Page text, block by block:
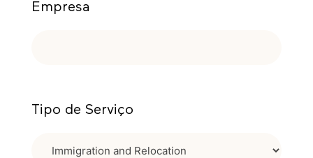
Empresa
Tipo de Serviço